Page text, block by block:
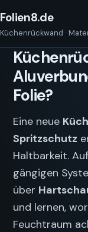
Folien8.de
Küchenrückwand ·
Folie?
Eine neue
Spritzschutz
Haltbarkeit.
gängigen
über
und lernen,
Feuchtraum